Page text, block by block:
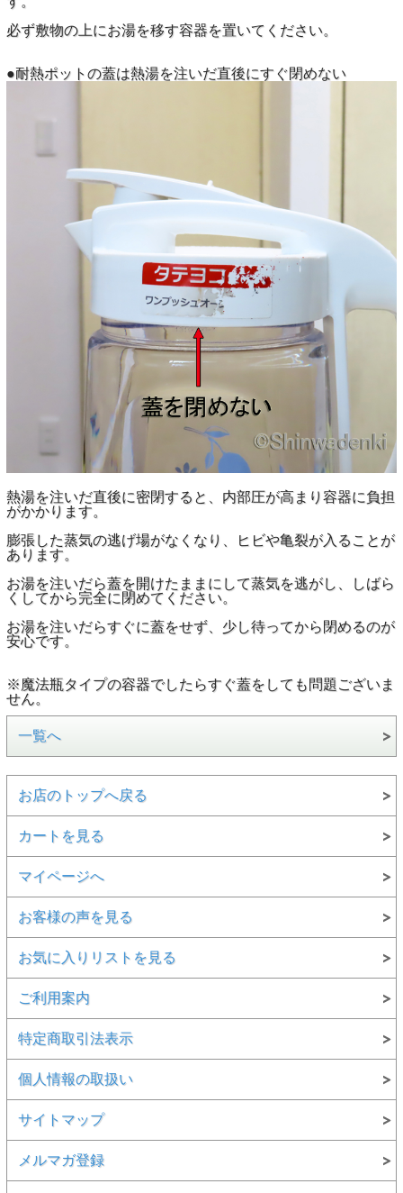
必ず敷物の上にお湯を移す容器を置いてください。
●耐熱ポットの蓋は熱湯を注いだ直後にすぐ閉めない
熱湯を注いだ直後に密閉すると、内部圧が高まり容器に負担
がかかります。
膨張した蒸気の逃げ場がなくなり、ヒビや亀裂が入ることが
あります。
お湯を注いだら蓋を開けたままにして蒸気を逃がし、しばら
くしてから完全に閉めてください。
お湯を注いだらすぐに蓋をせず、少し待ってから閉めるのが
安心です。
※魔法瓶タイプの容器でしたらすぐ蓋をしても問題ございま
せん。
一覧へ
お店のトップへ戻る
カートを見る
マイページへ
お客様の声を見る
お気に入りリストを見る
ご利用案内
特定商取引法表示
個人情報の取扱い
サイトマップ
メルマガ登録